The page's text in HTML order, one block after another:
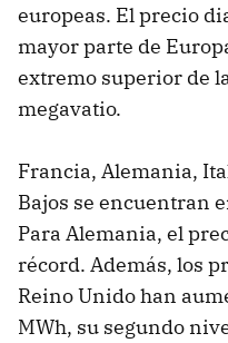
europeas. El precio
mayor parte de
extremo superior de
megavatio.
Francia, Alemania,
Bajos se encuentran
Para Alemania, el
récord. Además, los
Reino Unido han
MWh, su segundo